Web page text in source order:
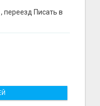
переезд Писать в